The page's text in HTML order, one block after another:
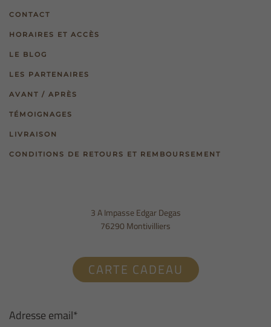
CONTACT
HORAIRES ET ACCÈS
LE BLOG
LES PARTENAIRES
AVANT / APRÈS
TÉMOIGNAGES
LIVRAISON
CONDITIONS DE RETOURS ET REMBOURSEMENT
3 A Impasse Edgar Degas
76290 Montivilliers
CARTE CADEAU
Adresse email*